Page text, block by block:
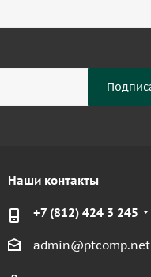
Наши контакты
+7 (812) 424 3 245
admin@ptcomp.net